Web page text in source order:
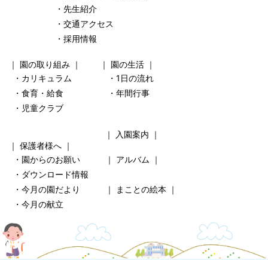
・先生紹介
・交通アクセス
・採用情報
｜ 園の取り組み ｜ ｜ 園の生活 ｜
・カリキュラム
・1日の流れ
・食育・給食
・年間行事
・児童クラブ
｜ 入園案内 ｜
｜ 保護者様へ ｜
・園からのお願い ｜ アルバム ｜
・ダウンロード情報
・今月の園だより
｜ まことの絵本 ｜
・今月の献立